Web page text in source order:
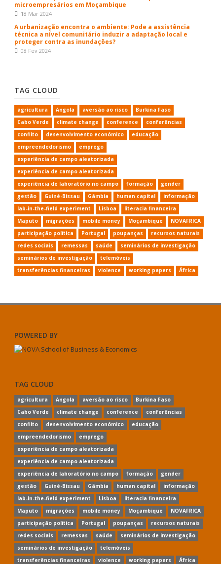
microempresários em Moçambique
18 Mar 2024
A urbanização encontra o ambiente: Pode a assistência
técnica a nível comunitário induzir a adaptação local e
proteger contra as inundações?
08 Fev 2024
TAG CLOUD
agricultura Angola aversão ao risco
Burkina Faso
Cabo Verde
climate change conference
conferências
conflito
desenvolvimento económico
educação
empreendedorismo
emprego
experiência de campo aleatorizada
experiência de campo aleatorizada
experiência de laboratório no campo
formação
gender
gestão
Guiné-Bissau Gâmbia human capital
informação
lab-in-the-field experiment
Lisboa
literacia financeira
Maputo
migrações mobile money Moçambique
NOVAFRICA
participação política
Portugal poupanças
recursos naturais
redes sociais
remessas saúde
seminários de investigação
seminários de investigação
telemóveis
transferências financeiras
violence working papers África
POWERED BY
TAG CLOUD
agricultura Angola aversão ao risco
Burkina Faso
Cabo Verde
climate change conference
conferências
conflito
desenvolvimento económico
educação
empreendedorismo
emprego
experiência de campo aleatorizada
experiência de campo aleatorizada
experiência de laboratório no campo
formação
gender
gestão
Guiné-Bissau Gâmbia human capital
informação
lab-in-the-field experiment
Lisboa
literacia financeira
Maputo
migrações mobile money Moçambique
NOVAFRICA
participação política
Portugal poupanças
recursos naturais
redes sociais
remessas saúde
seminários de investigação
seminários de investigação
telemóveis
transferências financeiras
violence working papers África